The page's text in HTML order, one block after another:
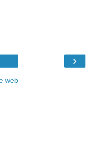
›
web